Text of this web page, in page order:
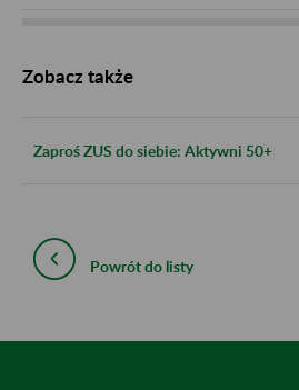
Zobacz także
Zaproś ZUS do siebie: Aktywni 50+
Powrót do listy